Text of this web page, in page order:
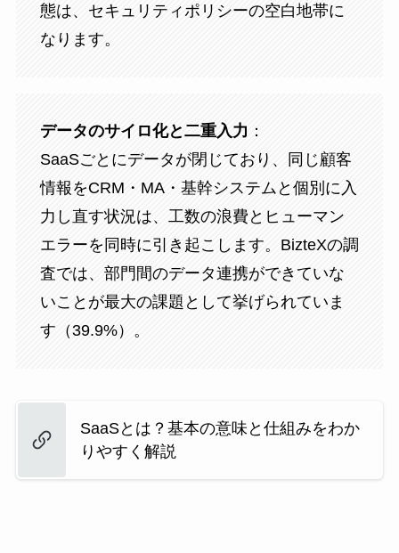
態は、セキュリティポリシーの空白地帯に
なります。
データのサイロ化と二重入力 ：
SaaSごとにデータが閉じており、同じ顧客
情報をCRM・MA・基幹システムと個別に入
力し直す状況は、工数の浪費とヒューマン
エラーを同時に引き起こします。BizteXの調
査では、部門間のデータ連携ができていな
いことが最大の課題として挙げられていま
す（39.9%）。
SaaSとは？基本の意味と仕組みをわか
りやすく解説